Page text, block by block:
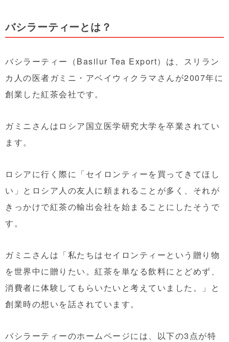
バシラーティーとは？
バシラーティー（Basilur Tea Export）は、スリラン
カ人の医者ガミニ・アベイウィクラマさんが2007年に
創業した紅茶会社です。
ガミニさんはロシア国立医学研究大学を卒業されてい
ます。
ロシアに行く際に「セイロンティーを買ってきてほし
い」とロシア人の友人に頼まれることが多く、それが
きっかけで紅茶の輸出会社を始まることにしたそうで
す。
ガミニさんは「私たちはセイロンティーという贈り物
を世界中に贈りたい。紅茶を単なる飲料にとどめず、
消費者に体験してもらいたいと考えていました。」と
創業時の想いを話されています。
バシラーティーのホームページには、以下の3点が特